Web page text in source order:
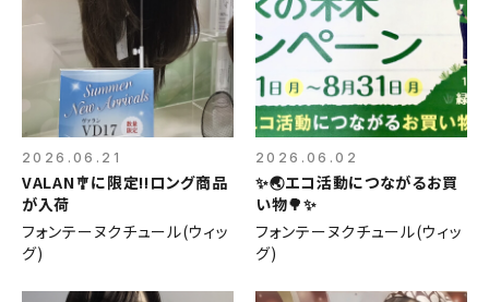
2026.06.21
VALAN🎐に限定‼️ロング商品
が入荷
フォンテーヌクチュール(ウィッ
グ)
2026.06.02
✨🌏エコ活動につながるお買
い物🌳✨
フォンテーヌクチュール(ウィッ
グ)